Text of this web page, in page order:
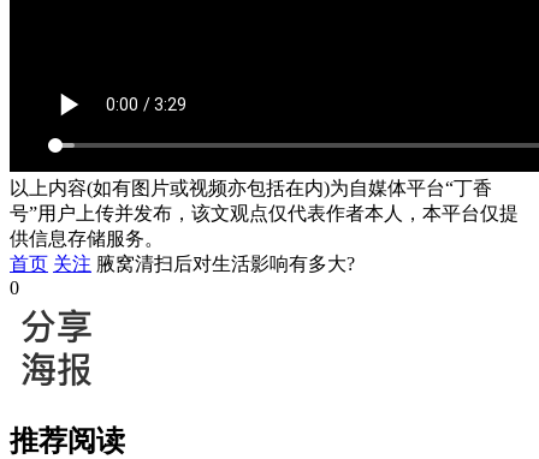
以上内容(如有图片或视频亦包括在内)为自媒体平台“丁香
号”用户上传并发布，该文观点仅代表作者本人，本平台仅提
供信息存储服务。
首页 关注 腋窝清扫后对生活影响有多大?
0
推荐阅读